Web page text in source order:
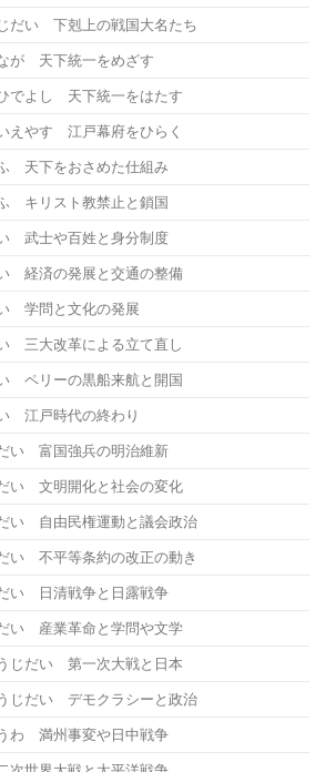
だい 下剋上の戦国大名たち
が 天下統一をめざす
でよし 天下統一をはたす
えやす 江戸幕府をひらく
天下をおさめた仕組み
キリスト教禁止と鎖国
武士や百姓と身分制度
経済の発展と交通の整備
学問と文化の発展
三大改革による立て直し
ペリーの黒船来航と開国
江戸時代の終わり
い 富国強兵の明治維新
い 文明開化と社会の変化
い 自由民権運動と議会政治
い 不平等条約の改正の動き
い 日清戦争と日露戦争
い 産業革命と学問や文学
じだい 第一次大戦と日本
じだい デモクラシーと政治
わ 満州事変や日中戦争